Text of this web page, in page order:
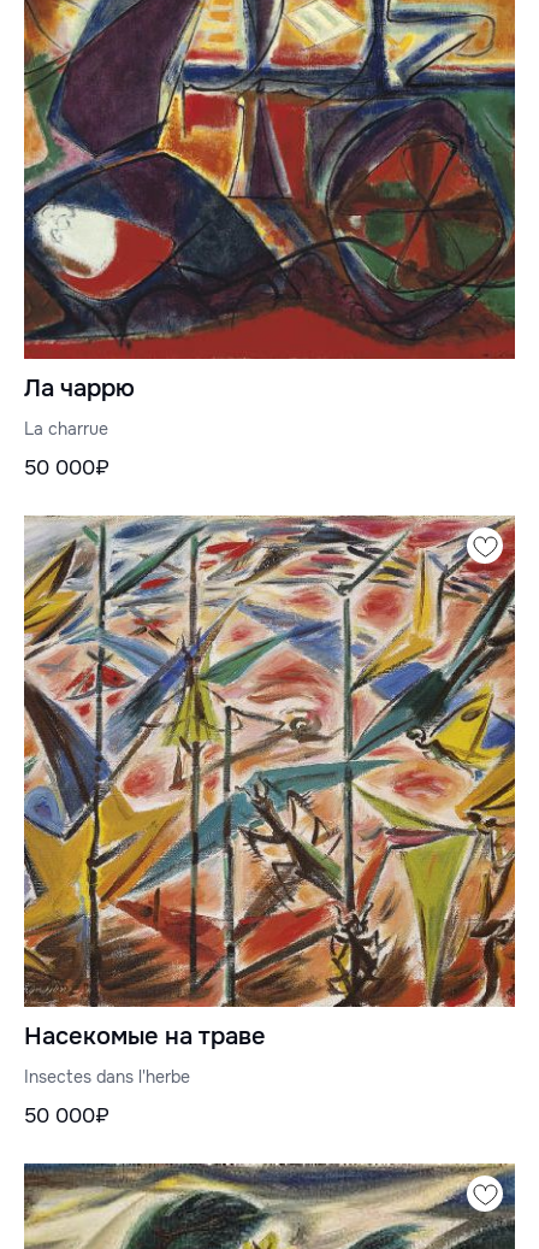
Ла чаррю
La charrue
50 000₽
Насекомые на траве
Insectes dans l'herbe
50 000₽